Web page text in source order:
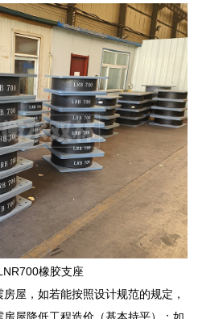
橡胶支座
屋，如若能按照设计规范的规定，
屋降低工程造价（基本持平）；如